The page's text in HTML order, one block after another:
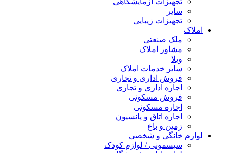
سایر
تجهیزات زیبایی
املاک
ملک صنعتی
مشاور املاک
ویلا
سایر خدمات املاک
فروش اداری و تجاری
اجاره اداری و تجاری
فروش مسکونی
اجاره مسکونی
اجاره اتاق و پانسیون
زمین و باغ
لوازم خانگی و شخصی
سیسمونی / لوازم کودک